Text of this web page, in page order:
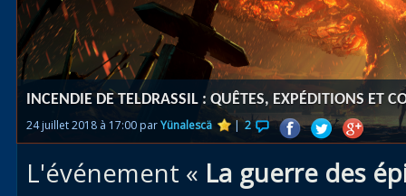
Races
alliées
des îles
INCENDIE DE TELDRASSIL : QUÊTES, EXPÉDITIONS ET
24 juillet 2018 à 17:00 parYünalescä | 2
L'événement « La guerre des